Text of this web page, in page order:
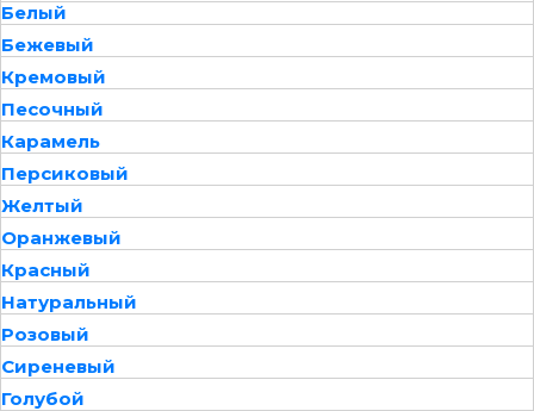
Белый
Бежевый
Кремовый
Песочный
Карамель
Персиковый
Желтый
Оранжевый
Красный
Натуральный
Розовый
Сиреневый
Голубой